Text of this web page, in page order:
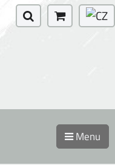
Menu